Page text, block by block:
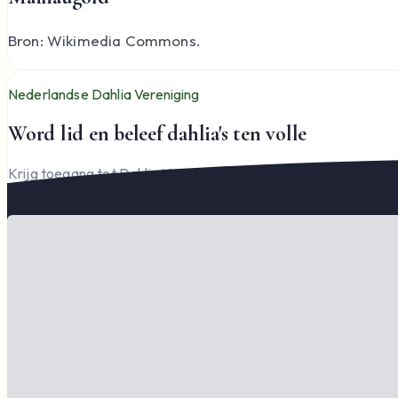
Bron: Wikimedia Commons.
Nederlandse Dahlia Vereniging
Word lid en beleef dahlia's ten volle
Krijg toegang tot Dahlia Varia, documenten en het complete